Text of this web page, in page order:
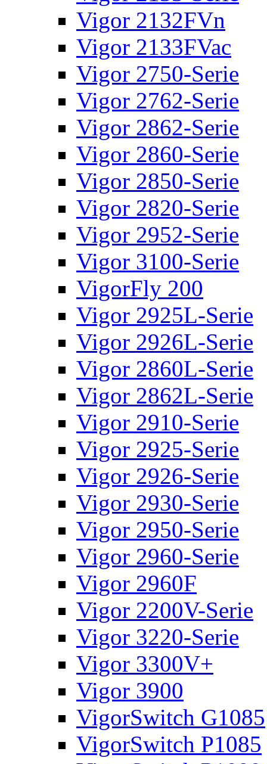
Vigor 2132FVn
Vigor 2133FVac
Vigor 2750-Serie
Vigor 2762-Serie
Vigor 2862-Serie
Vigor 2860-Serie
Vigor 2850-Serie
Vigor 2820-Serie
Vigor 2952-Serie
Vigor 3100-Serie
VigorFly 200
Vigor 2925L-Serie
Vigor 2926L-Serie
Vigor 2860L-Serie
Vigor 2862L-Serie
Vigor 2910-Serie
Vigor 2925-Serie
Vigor 2926-Serie
Vigor 2930-Serie
Vigor 2950-Serie
Vigor 2960-Serie
Vigor 2960F
Vigor 2200V-Serie
Vigor 3220-Serie
Vigor 3300V+
Vigor 3900
VigorSwitch G1085
VigorSwitch P1085